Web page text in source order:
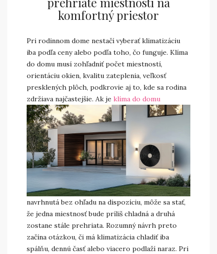
komfortný priestor
Pri rodinnom dome nestačí vyberať klimatizáciu
iba podľa ceny alebo podľa toho, čo funguje. Klíma
do domu musí zohľadniť počet miestností,
orientáciu okien, kvalitu zateplenia, veľkosť
presklených plôch, podkrovie aj to, kde sa rodina
zdržiava najčastejšie. Ak je klíma do domu
navrhnutá bez ohľadu na dispozíciu, môže sa stať,
že jedna miestnosť bude príliš chladná a druhá
zostane stále prehriata. Rozumný návrh preto
začína otázkou, či má klimatizácia chladiť iba
spálňu, dennú časť alebo viacero podlaží naraz. Pri